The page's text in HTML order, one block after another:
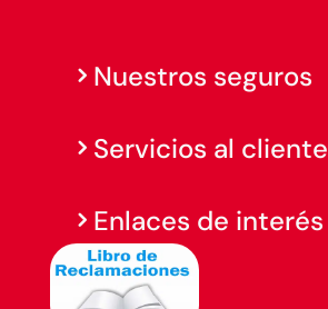
Nuestros seguros
Servicios al cliente
Enlaces de interés